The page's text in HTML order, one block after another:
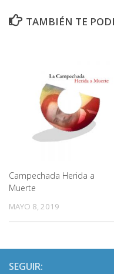
TAMBIÉN TE
Campechada Herida a
Muerte
MAYO 8, 2019
SEGUIR: